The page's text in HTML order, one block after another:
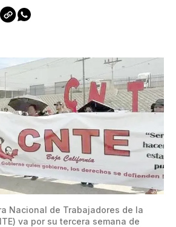
Nacional de Trabajadores de la
va por su tercera semana de